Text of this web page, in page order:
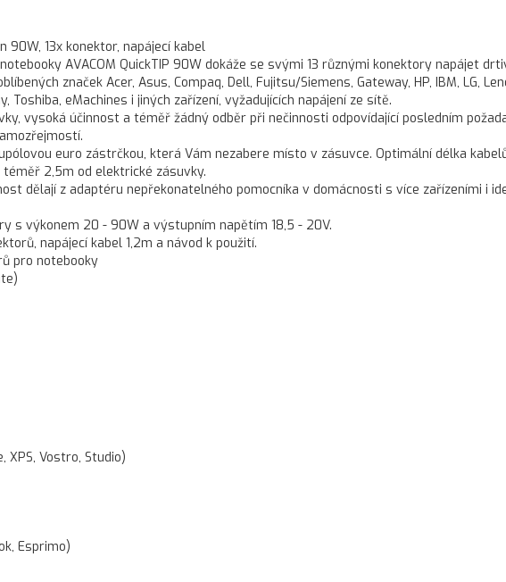
90W, 13x konektor, napájecí kabel
AVACOM QuickTIP 90W dokáže se svými 13 různými konektory napájet
značek Acer, Asus, Compaq, Dell, Fujitsu/Siemens, Gateway, HP, IBM, LG,
Toshiba, eMachines i jiných zařízení, vyžadujících napájení ze sítě.
vysoká účinnost a téměř žádný odběr při nečinnosti odpovídající posledním
euro zástrčkou, která Vám nezabere místo v zásuvce. Optimální délka
2,5m od elektrické zásuvky.
dělají z adaptéru nepřekonatelného pomocníka v domácnosti s více zařízeními i
s výkonem 20 - 90W a výstupním napětím 18,5 - 20V.
napájecí kabel 1,2m a návod k použití.
pro notebooky
XPS, Vostro, Studio)
Esprimo)